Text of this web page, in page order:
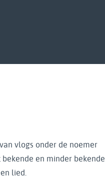
vlogs onder de noemer
en minder bekende
lied.